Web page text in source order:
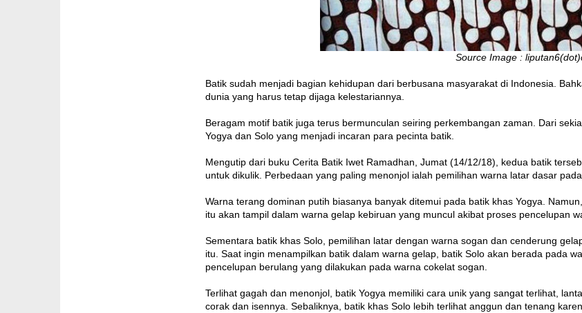
Source Image :
Batik sudah menjadi bagian kehidupan dari berbusana masyarakat di Indonesia.
dunia yang harus tetap dijaga kelestariannya.
Beragam motif batik juga terus bermunculan seiring perkembangan zaman. Dari
Yogya dan Solo yang menjadi incaran para pecinta batik.
Mengutip dari buku Cerita Batik Iwet Ramadhan, Jumat (14/12/18), kedua batik
untuk dikulik. Perbedaan yang paling menonjol ialah pemilihan warna latar dasar
Warna terang dominan putih biasanya banyak ditemui pada batik khas Yogya.
itu akan tampil dalam warna gelap kebiruan yang muncul akibat proses pencelupan
Sementara batik khas Solo, pemilihan latar dengan warna sogan dan cenderung
itu. Saat ingin menampilkan batik dalam warna gelap, batik Solo akan berada pada
pencelupan berulang yang dilakukan pada warna cokelat sogan.
Terlihat gagah dan menonjol, batik Yogya memiliki cara unik yang sangat terlihat,
corak dan isennya. Sebaliknya, batik khas Solo lebih terlihat anggun dan tenang